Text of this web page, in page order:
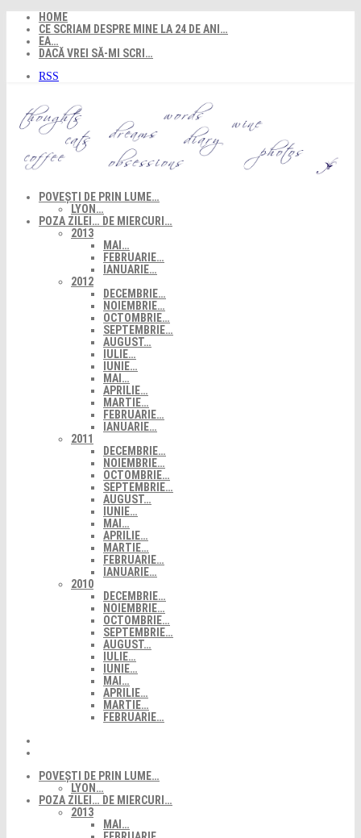
content
HOME
CE SCRIAM DESPRE MINE LA 24 DE ANI…
EA…
DACĂ VREI SĂ-MI SCRI…
RSS
POVEȘTI DE PRIN LUME…
LYON…
POZA ZILEI… DE MIERCURI…
2013
MAI…
FEBRUARIE…
IANUARIE…
2012
DECEMBRIE…
NOIEMBRIE…
OCTOMBRIE…
SEPTEMBRIE…
AUGUST…
IULIE…
IUNIE…
MAI…
APRILIE…
MARTIE…
FEBRUARIE…
IANUARIE…
2011
DECEMBRIE…
NOIEMBRIE…
OCTOMBRIE…
SEPTEMBRIE…
AUGUST…
IUNIE…
MAI…
APRILIE…
MARTIE…
FEBRUARIE…
IANUARIE…
2010
DECEMBRIE…
NOIEMBRIE…
OCTOMBRIE…
SEPTEMBRIE…
AUGUST…
IULIE…
IUNIE…
MAI…
APRILIE…
MARTIE…
FEBRUARIE…
POVEȘTI DE PRIN LUME…
LYON…
POZA ZILEI… DE MIERCURI…
2013
MAI…